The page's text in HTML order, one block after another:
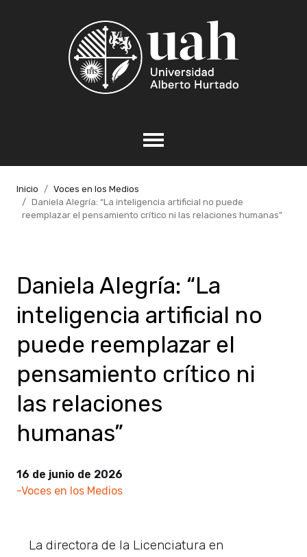
Inicio
Voces en los Medios
Daniela Alegría: “La inteligencia artificial no puede
reemplazar el pensamiento crítico ni las relaciones humanas”
Daniela Alegría: “La
inteligencia artificial no
puede reemplazar el
pensamiento crítico ni
las relaciones
humanas”
16 de junio de 2026
-Voces en los Medios
La directora de la Licenciatura en